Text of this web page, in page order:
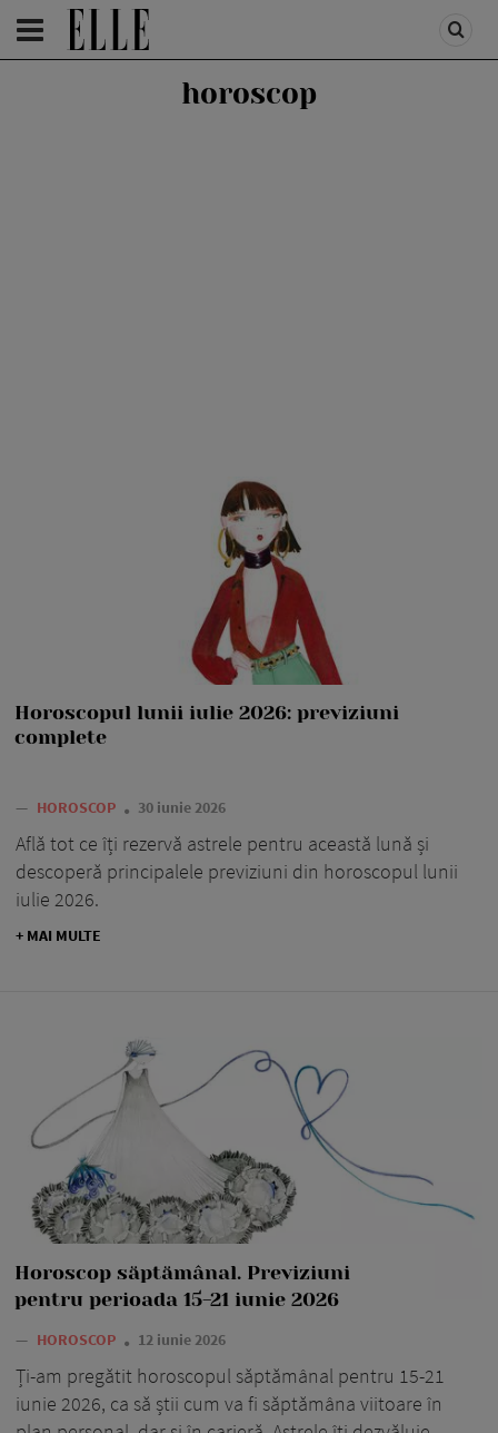
HOMEPAGE /ASTROLOGIE
horoscop
Horoscopul lunii iulie 2026: previziuni
complete
— HOROSCOP 30 iunie 2026
Află tot ce îți rezervă astrele pentru această lună și
descoperă principalele previziuni din horoscopul lunii
iulie 2026.
+ MAI MULTE
Horoscop săptămânal. Previziuni
pentru perioada 15-21 iunie 2026
— HOROSCOP 12 iunie 2026
Ți-am pregătit horoscopul săptămânal pentru 15-21
iunie 2026, ca să știi cum va fi săptămâna viitoare în